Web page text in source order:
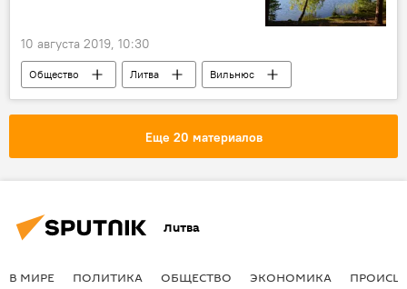
10 августа 2019, 10:30
Общество Литва
Вильнюс
инвалид
Еще 20 материалов
Литва
В МИРЕ ПОЛИТИКА ОБЩЕСТВО ЭКОНОМИКА